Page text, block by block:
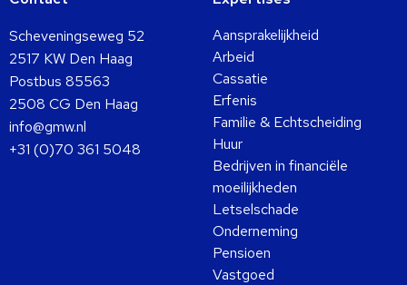
Scheveningseweg 52
2517 KW Den Haag
Postbus 85563
2508 CG Den Haag
info@gmw.nl
+31 (0)70 361 5048
Aansprakelijkheid
Arbeid
Cassatie
Erfenis
Familie & Echtscheiding
Huur
Bedrijven in financiële
moeilijkheden
Letselschade
Onderneming
Pensioen
Vastgoed